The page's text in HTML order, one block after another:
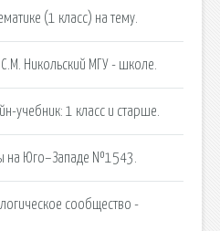
(1 класс) на тему.
С.М. Никольский МГУ - школе.
учебник: 1 класс и старше.
на Юго–Западе №1543.
сообщество -